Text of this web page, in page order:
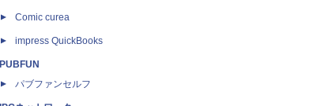
Comic curea
impress QuickBooks
PUBFUN
パブファンセルフ